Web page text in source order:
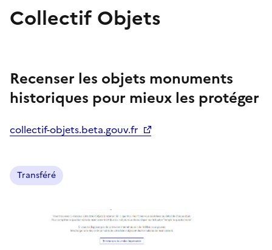
Collectif Objets
Recenser les objets monuments
historiques pour mieux les protéger
collectif-objets.beta.gouv.fr
Transféré